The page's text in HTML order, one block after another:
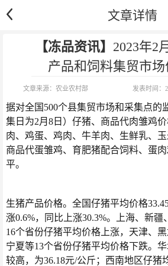
文章详情
【冻品资讯】 2023年2
产品和饲料集贸市
文章来源： 农业农村部 发表时间：
据对全国500个县集贸市场和采集点的
集日为2月8日）仔猪、商品代肉雏鸡
肉、鸡蛋、鸡肉、牛羊肉、生鲜乳、玉
商品代蛋雏鸡、育肥猪配合饲料、蛋
平。
生猪产品价格。全国仔猪平均价格
涨0.6%，同比上涨30.3%。上海、新
16个省份仔猪平均价格上涨，天津、黑
宁夏等13个省份仔猪平均价格下跌。
较高，为36.18元/公斤；西南地区仔猪